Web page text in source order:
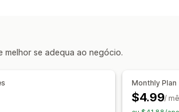
Ligações sociais
Rastreio de conversões
melhor se adequa ao negócio.
Monthly Plan
$4.99/